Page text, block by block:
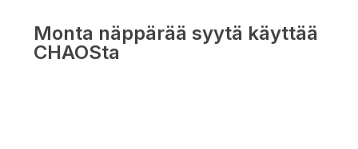
Monta näppärää syytä käyttää
CHAOSta